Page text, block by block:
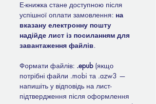
Е-книжка стане доступною після
успішної оплати замовлення: на
вказану електронну пошту
надійде лист із посиланням для
завантаження файлів.
Формати файлів: .epub (якщо
потрібні файли .mobi та .azw3 —
напишіть у відповідь на лист-
підтвердження після оформлення